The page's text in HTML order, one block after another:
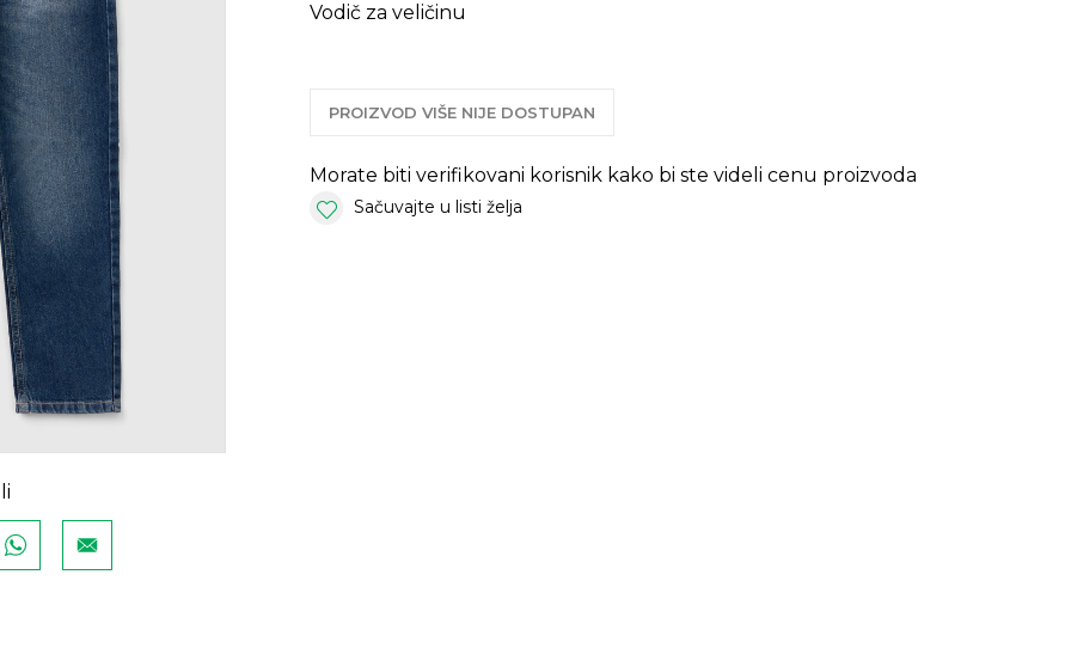
Vodič za veličinu
PROIZVOD VIŠE NIJE DOSTUPAN
Morate biti verifikovani korisnik kako bi ste videli cenu proizvoda
Sačuvajte u listi želja